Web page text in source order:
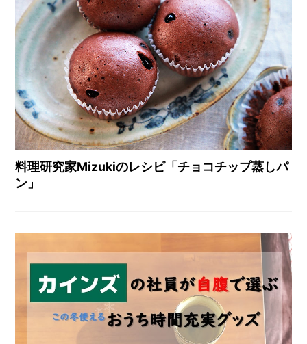
料理研究家Mizukiのレシピ「チョコチップ蒸しパ
ン」